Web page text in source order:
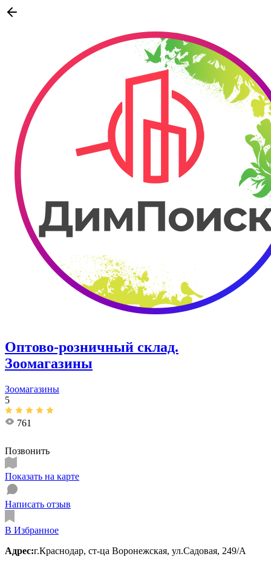
Оптово-розничный склад.
Зоомагазины
Зоомагазины
5
761
Позвонить
Показать на карте
Написать отзыв
В Избранное
Адрес:г.Краснодар, ст-ца Воронежская, ул.Садовая, 249/А